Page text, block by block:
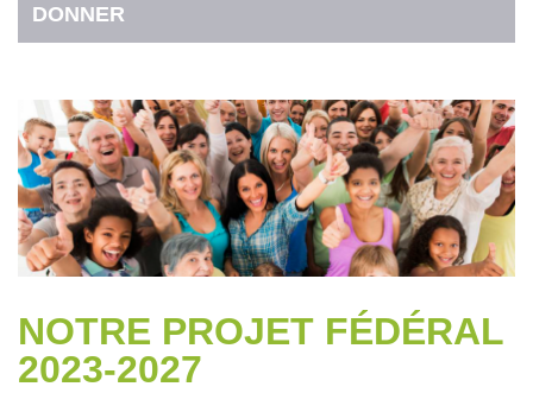
DONNER
NOTRE PROJET FÉDÉRAL
2023-2027